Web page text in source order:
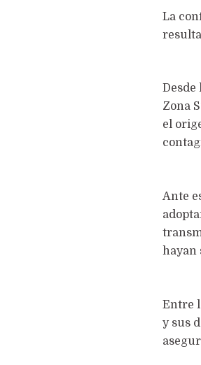
La
Desde
Zona
el
Ante
hayan
Entre
y sus